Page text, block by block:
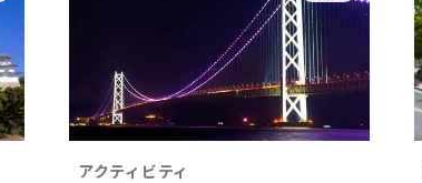
アクティビティ